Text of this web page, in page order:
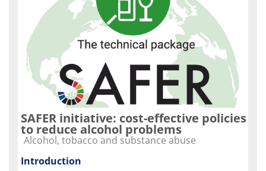
SAFER initiative: cost-effective policies
to reduce alcohol problems
Course category
Alcohol, tobacco and substance abuse
Introduction